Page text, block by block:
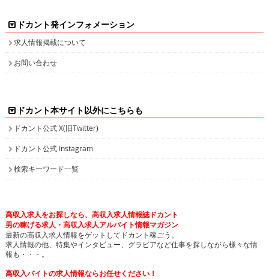
ドカント発インフォメーション
求人情報掲載について
お問い合わせ
ドカント本サイト以外にこちらも
ドカント公式 X(旧Twitter)
ドカント公式 Instagram
検索キーワード一覧
高収入求人をお探しなら、高収入求人情報誌ドカント
男の稼げる求人・高収入求人アルバイト情報マガジン
最新の高収入求人情報をゲットしてドカント稼ごう。
求人情報の他、特集やインタビュー、グラビアなど仕事を探しながら様々な情
報も・・・。
高収入バイトの求人情報ならお任せください！